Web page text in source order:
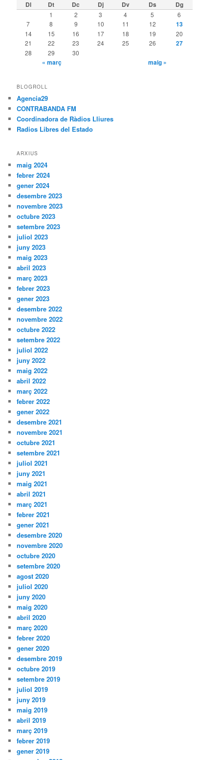
Dl Dt Dc Dj Dv Ds Dg
1 2 3 4 5
6
7
8 9 10 11 12 13
14 15 16 17 18 19
20
21
22 23 24 25 26 27
28 29 30
« març maig »
BLOGROLL
Agencia29
CONTRABANDA FM
Coordinadora de Ràdios Lliures
Radios Libres del Estado
ARXIUS
maig 2024
febrer 2024
gener 2024
desembre 2023
novembre 2023
octubre 2023
setembre 2023
juliol 2023
juny 2023
maig 2023
abril 2023
març 2023
febrer 2023
gener 2023
desembre 2022
novembre 2022
octubre 2022
setembre 2022
juliol 2022
juny 2022
maig 2022
abril 2022
març 2022
febrer 2022
gener 2022
desembre 2021
novembre 2021
octubre 2021
setembre 2021
juliol 2021
juny 2021
maig 2021
abril 2021
març 2021
febrer 2021
gener 2021
desembre 2020
novembre 2020
octubre 2020
setembre 2020
agost 2020
juliol 2020
juny 2020
maig 2020
abril 2020
març 2020
febrer 2020
gener 2020
desembre 2019
octubre 2019
setembre 2019
juliol 2019
juny 2019
maig 2019
abril 2019
març 2019
febrer 2019
gener 2019